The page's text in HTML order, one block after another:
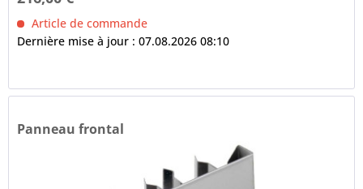
Article de commande
Dernière mise à jour : 07.08.2026 08:10
Panneau frontal